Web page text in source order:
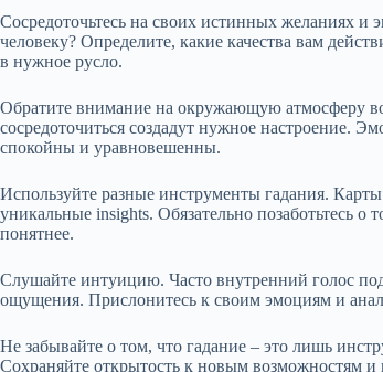
Сосредоточьтесь на своих истинных желаниях
человеку? Определите, какие качества вам
в нужное русло.
Обратите внимание на окружающую атмосферу
сосредоточиться создадут нужное настроение.
спокойны и уравновешенны.
Используйте разные инструменты гадания.
уникальные insights. Обязательно позаботьтесь
понятнее.
Слушайте интуицию. Часто внутренний голос
ощущения. Прислонитесь к своим эмоциям и
Не забывайте о том, что гадание – это лишь
Сохраняйте открытость к новым возможностям и